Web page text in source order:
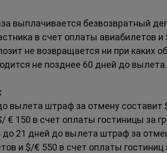
выплачивается безвозвратный
в счет оплаты авиабилетов
не возвращается ни при каких
не позднее 60 дней до вылета.
вылета штраф за отмену
€ 150 в счет оплаты гостиницы за
до 21 дней до вылета штраф за
и $/€ 550 в счет оплаты гостиниц